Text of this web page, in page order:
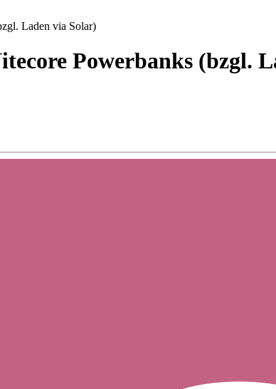
Laden via Solar)
Powerbanks (bzgl.